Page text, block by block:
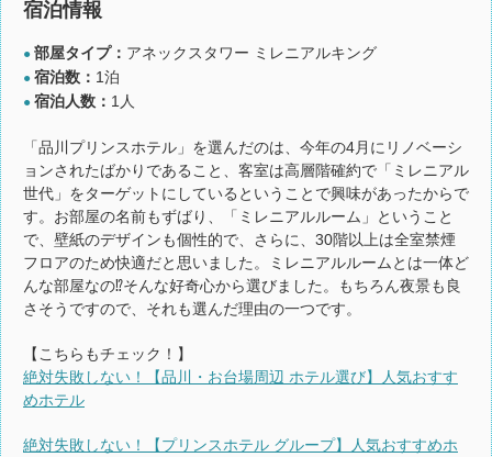
宿泊情報
● 部屋タイプ： アネックスタワー ミレニアルキング
● 宿泊数： 1泊
● 宿泊人数： 1人
「品川プリンスホテル」を選んだのは、今年の4月にリノベーシ
ョンされたばかりであること、客室は高層階確約で「ミレニアル
世代」をターゲットにしているということで興味があったからで
す。お部屋の名前もずばり、「ミレニアルルーム」ということ
で、壁紙のデザインも個性的で、さらに、30階以上は全室禁煙
フロアのため快適だと思いました。ミレニアルルームとは一体ど
んな部屋なの⁉そんな好奇心から選びました。もちろん夜景も良
さそうですので、それも選んだ理由の一つです。
【こちらもチェック！】
絶対失敗しない！【品川・お台場周辺 ホテル選び】人気おすす
めホテル
絶対失敗しない！【プリンスホテル グループ】人気おすすめホ